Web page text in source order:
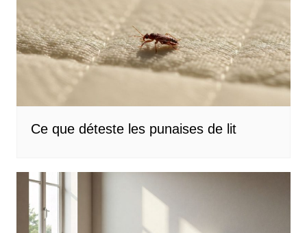
Ce que déteste les punaises de lit